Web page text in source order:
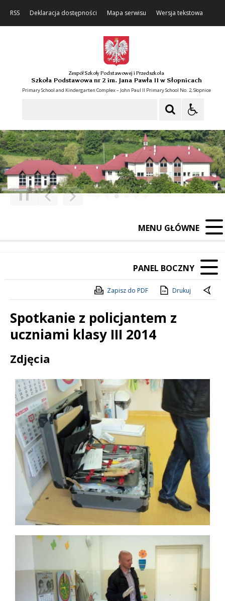
RSS Deklaracja dostępności Mapa serwisu Wersja tekstowa
Zespół Szkoły Podstawowej i Przedszkola
Szkoła Podstawowa nr 2 im. Jana Pawła II w Słopnicach
Primary School and Kindergarten Complex – John Paul II Primary School No. 2, Słopnice
Poprzedni Element
Następny Element
❚❚
MENU GŁÓWNE
PANEL BOCZNY
Zapisz do PDF Drukuj
Spotkanie z policjantem z
uczniami klasy III 2014
Treść
Zdjęcia